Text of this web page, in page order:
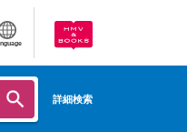
詳細検索